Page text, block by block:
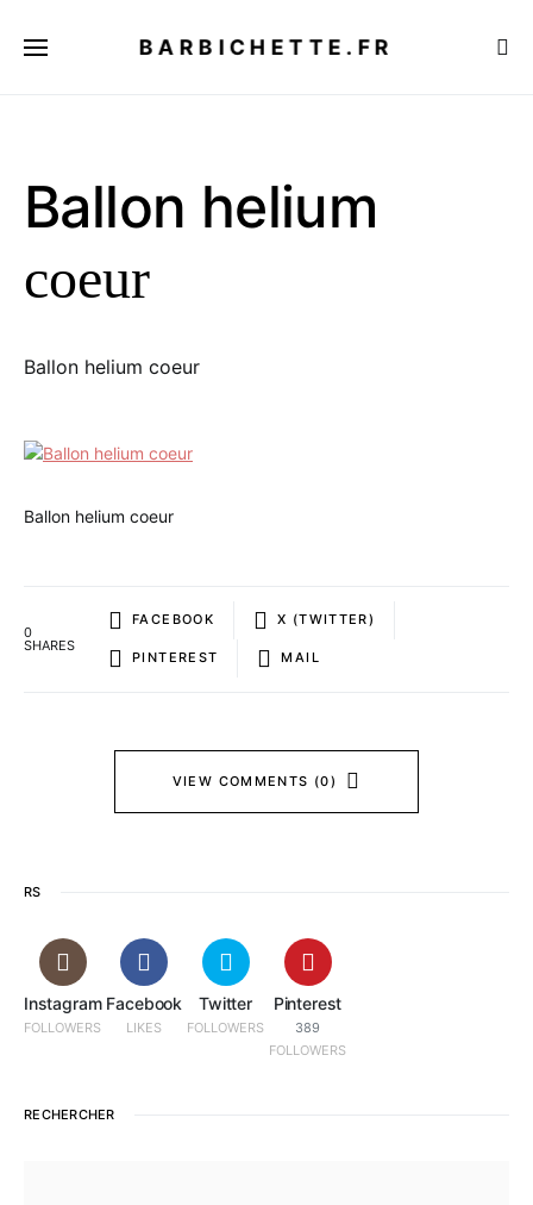
BARBICHETTE.FR
Ballon helium
coeur
Ballon helium coeur
Ballon helium coeur
0
SHARES
FACEBOOK X (TWITTER)
PINTEREST MAIL
VIEW COMMENTS (0)
RS
Instagram
FOLLOWERS
Facebook
LIKES
Twitter
FOLLOWERS
Pinterest
389
FOLLOWERS
RECHERCHER